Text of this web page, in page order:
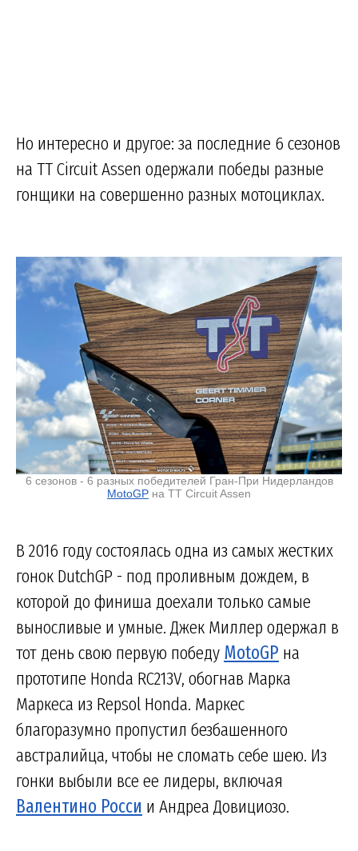
Но интересно и другое: за последние 6 сезонов
на TT Circuit Assen одержали победы разные
гонщики на совершенно разных мотоциклах.
6 сезонов - 6 разных победителей Гран-При Нидерландов
MotoGP на TT Circuit Assen
В 2016 году состоялась одна из самых жестких
гонок DutchGP - под проливным дождем, в
которой до финиша доехали только самые
выносливые и умные. Джек Миллер одержал в
тот день свою первую победу MotoGP на
прототипе Honda RC213V, обогнав Марка
Маркеса из Repsol Honda. Маркес
благоразумно пропустил безбашенного
австралийца, чтобы не сломать себе шею. Из
гонки выбыли все ее лидеры, включая
Валентино Росси и Андреа Довициозо.